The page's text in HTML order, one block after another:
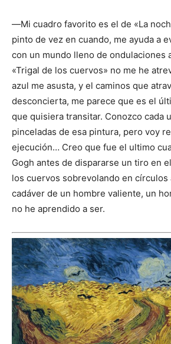
―Mi cuadro favorito es el de «La
pinto de vez en cuando, me ayuda a
con un mundo lleno de ondulaciones
«Trigal de los cuervos» no me he
azul me asusta, y el caminos que
desconcierta, me parece que es el
que quisiera transitar. Conozco cada
pinceladas de esa pintura, pero voy
ejecución… Creo que fue el ultimo
Gogh antes de dispararse un tiro en
los cuervos sobrevolando en círculos
cadáver de un hombre valiente, un
no he aprendido a ser.